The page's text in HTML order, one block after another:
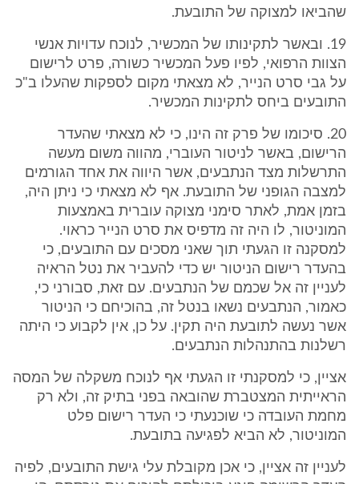
שהביאו למצוקה של התובעת.
19. ובאשר לתקינותו של המכשיר, לנוכח עדויות אנשי
הצוות הרפואי, לפיו פעל המכשיר כשורה, פרט לרישום
על גבי סרט הנייר, לא מצאתי מקום לספקות שהעלו ב"כ
התובעים ביחס לתקינות המכשיר.
20. סיכומו של פרק זה הינו, כי לא מצאתי שהעדר
הרישום, באשר לניטור העוברי, מהווה משום מעשה
התרשלות מצד הנתבעים, אשר היווה את אחד הגורמים
למצבה הגופני של התובעת. אף לא מצאתי כי ניתן היה,
בזמן אמת, לאתר סימני מצוקה עוברית באמצעות
המוניטור, לו היה זה מדפיס את סרט הנייר כראוי.
למסקנה זו הגעתי תוך שאני מסכים עם התובעים, כי
בהעדר רישום הניטור יש כדי להעביר את נטל הראיה
לעניין זה אל שכמם של הנתבעים. עם זאת, סבורני כי,
כאמור, הנתבעים נשאו בנטל זה, בהוכיחם כי הניטור
אשר נעשה לתובעת היה תקין. על כן, אין לקבוע כי היתה
רשלנות בהתנהלות הנתבעים.
אציין, כי למסקנתי זו הגעתי אף לנוכח משקלה של המסה
הראייתית המצטברת שהובאה בפני בתיק זה, ולא רק
מחמת העובדה כי שוכנעתי כי העדר רישום פלט
המוניטור, לא הביא לפגיעה בתובעת.
לעניין זה אציין, כי אכן מקובלת עלי גישת התובעים, לפיה